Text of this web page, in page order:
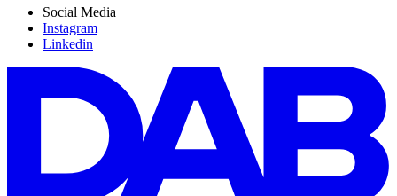
Social Media
Instagram
Linkedin